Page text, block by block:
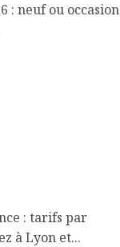
: neuf ou occasion
: tarifs par
à Lyon et...